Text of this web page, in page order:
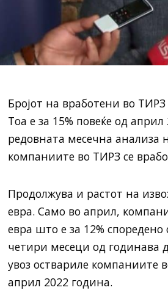
Бројот на вработени во
Тоа е за 15% повеќе од
редовната месечна анализа
компаниите во ТИРЗ се
Продолжува и растот на
евра. Само во април,
евра што е за 12%
четири месеци од годинава
увоз оствариле
април 2022 година.